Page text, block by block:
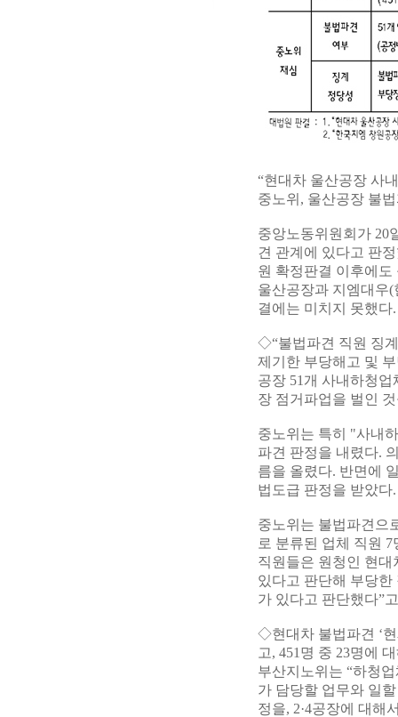
“현대차 울산공장 사
중노위, 울산공장 불
중앙노동위원회가 20
견 관계에 있다고 판
원 확정판결 이후에
울산공장과 지엠대우
결에는 미치지 못했다.
◇“불법파견 직원 징
제기한 부당해고 및
공장 51개 사내하청
장 점거파업을 벌인
중노위는 특히 "사내
파견 판정을 내렸다.
름을 올렸다. 반면에
법도급 판정을 받았다.
중노위는 불법파견으
로 분류된 업체 직원
직원들은 원청인 현
있다고 판단해 부당
가 있다고 판단했다”
◇현대차 불법파견 ‘
고, 451명 중 23명에
부산지노위는 “하청
가 담당할 업무와 일
정을, 2·4공장에 대해